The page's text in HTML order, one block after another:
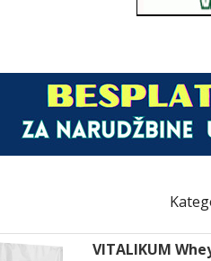
VITALIKUM